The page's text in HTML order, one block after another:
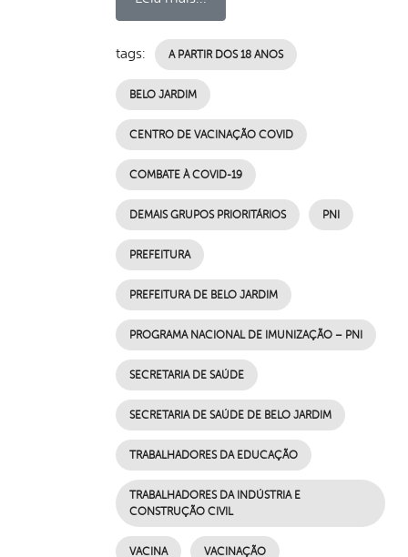
tags: A PARTIR DOS 18 ANOS
BELO JARDIM
CENTRO DE VACINAÇÃO COVID
COMBATE À COVID-19
DEMAIS GRUPOS PRIORITÁRIOS PNI
PREFEITURA
PREFEITURA DE BELO JARDIM
PROGRAMA NACIONAL DE IMUNIZAÇÃO – PNI
SECRETARIA DE SAÚDE
SECRETARIA DE SAÚDE DE BELO JARDIM
TRABALHADORES DA EDUCAÇÃO
TRABALHADORES DA INDÚSTRIA E
CONSTRUÇÃO CIVIL
VACINA VACINAÇÃO